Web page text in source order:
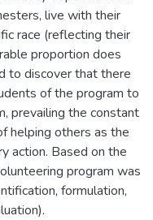
live with their
race (reflecting their
proportion does
to discover that there
of the program to
prevailing the constant
helping others as the
action. Based on the
program was
formulation,